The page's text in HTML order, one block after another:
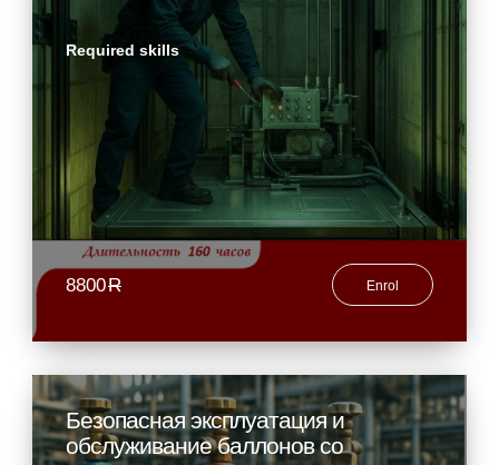
Required skills
8800R Enrol
Безопасная эксплуатация и
обслуживание баллонов со